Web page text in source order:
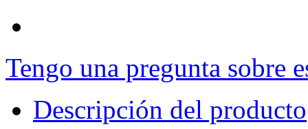
Tengo una pregunta sobre
Descripción del producto